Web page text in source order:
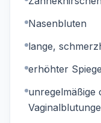
Nasenbluten
lange,
erhöhter
unregelmäßige